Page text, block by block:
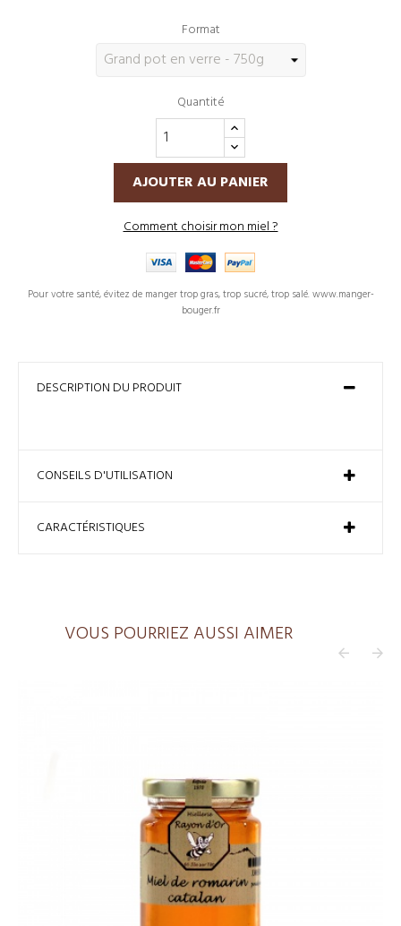
Format
Quantité
AJOUTER AU PANIER
Comment choisir mon miel ?
Pour votre santé, évitez de manger trop gras, trop sucré, trop salé. www.manger-
bouger.fr
DESCRIPTION DU PRODUIT
CONSEILS D'UTILISATION
CARACTÉRISTIQUES
VOUS POURRIEZ AUSSI AIMER